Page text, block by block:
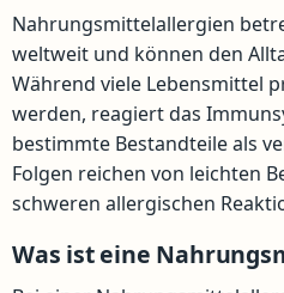
Nahrungsmittelallergien
weltweit und können den
Während viele Lebensmittel
werden, reagiert das
bestimmte Bestandteile als
Folgen reichen von leichten
schweren allergischen
Was ist eine